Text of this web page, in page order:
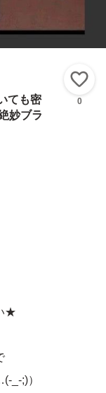
ても密
妙ブラ
0
★
;)）